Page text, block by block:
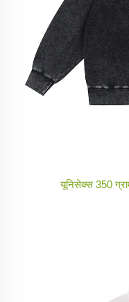
यूनिसेक्स 350